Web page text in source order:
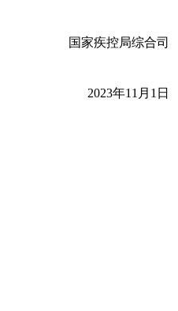
国家疾控局综合司
2023年11月1日